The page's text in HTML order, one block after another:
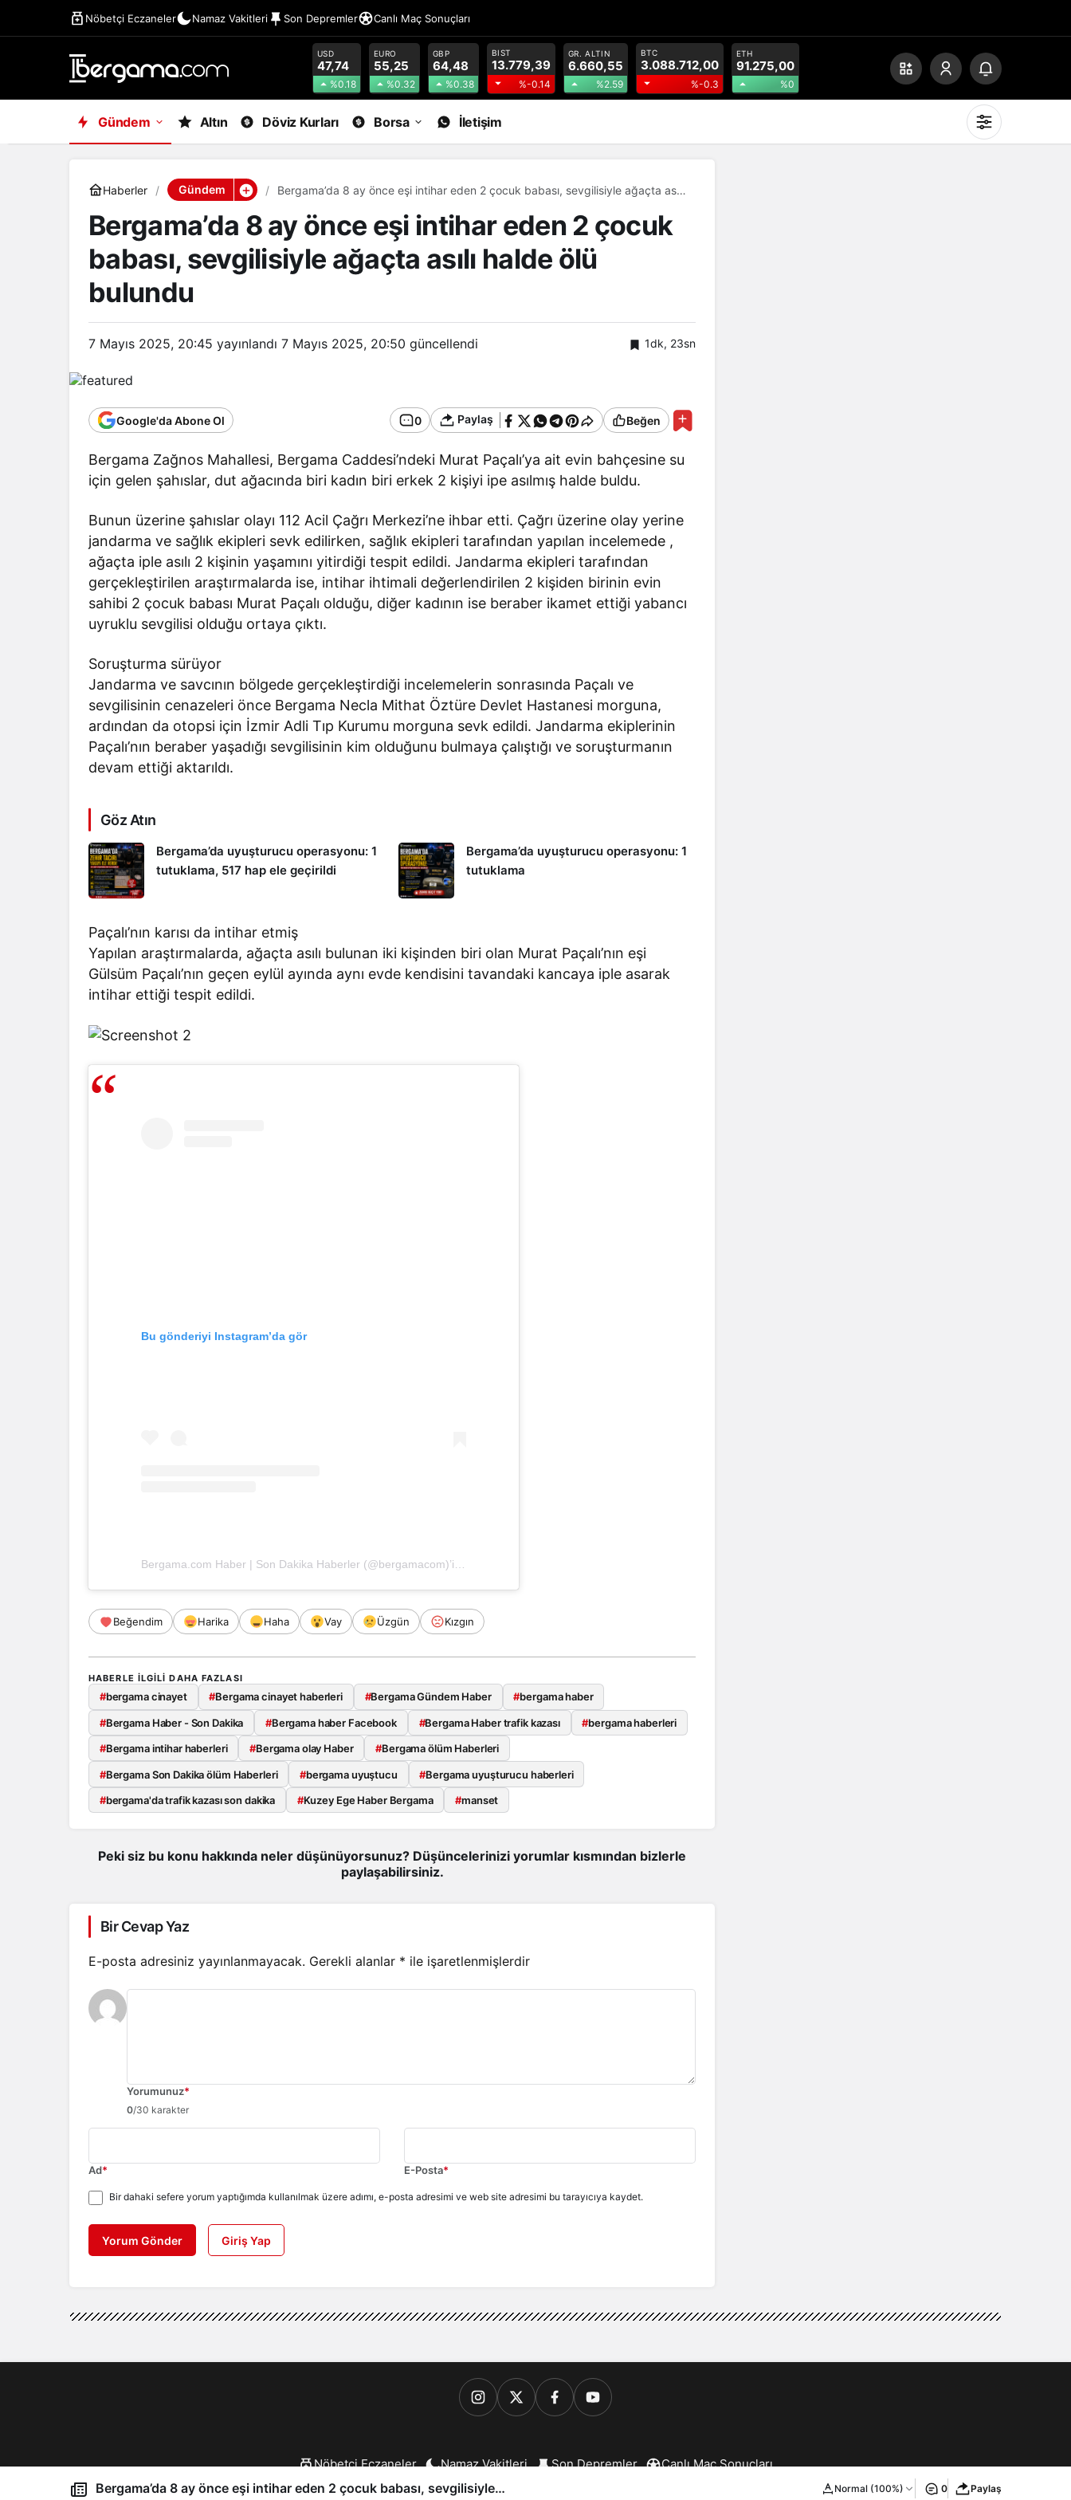
Nöbetçi Eczaneler Namaz Vakitleri Son Depremler Canlı Maç Sonuçları
USD
47,74
%0.18
EURO
55,25
%0.32
GBP
64,48
%0.38
BIST
13.779,39
%-0.14
GR. ALTIN
6.660,55
%2.59
BTC
3.088.712,00
%-0.3
ETH
91.275,00
%0
Gündem Altın Döviz Kurları Borsa İletişim
Mod
değiştir
Haberler Gündem
Bergama’da 8 ay önce eşi intihar eden 2 çocuk babası, sevgilisiyle ağaçta asılı
Bergama’da 8 ay önce eşi intihar eden 2 çocuk
babası, sevgilisiyle ağaçta asılı halde ölü
bulundu
7 Mayıs 2025, 20:45 yayınlandı 7 Mayıs 2025, 20:50 güncellendi 1dk, 23sn
Google'da Abone Ol 0 Paylaş Beğen
Bergama Zağnos Mahallesi, Bergama Caddesi’ndeki Murat Paçalı’ya ait evin bahçesine su
için gelen şahıslar, dut ağacında biri kadın biri erkek 2 kişiyi ipe asılmış halde buldu.
Bunun üzerine şahıslar olayı 112 Acil Çağrı Merkezi’ne ihbar etti. Çağrı üzerine olay yerine
jandarma ve sağlık ekipleri sevk edilirken, sağlık ekipleri tarafından yapılan incelemede ,
ağaçta iple asılı 2 kişinin yaşamını yitirdiği tespit edildi. Jandarma ekipleri tarafından
gerçekleştirilen araştırmalarda ise, intihar ihtimali değerlendirilen 2 kişiden birinin evin
sahibi 2 çocuk babası Murat Paçalı olduğu, diğer kadının ise beraber ikamet ettiği yabancı
uyruklu sevgilisi olduğu ortaya çıktı.
Soruşturma sürüyor
Jandarma ve savcının bölgede gerçekleştirdiği incelemelerin sonrasında Paçalı ve
sevgilisinin cenazeleri önce Bergama Necla Mithat Öztüre Devlet Hastanesi morguna,
ardından da otopsi için İzmir Adli Tıp Kurumu morguna sevk edildi. Jandarma ekiplerinin
Paçalı’nın beraber yaşadığı sevgilisinin kim olduğunu bulmaya çalıştığı ve soruşturmanın
devam ettiği aktarıldı.
Göz Atın
Bergama’da uyuşturucu operasyonu: 1
tutuklama, 517 hap ele geçirildi
Bergama’da uyuşturucu operasyonu: 1
tutuklama
Paçalı’nın karısı da intihar etmiş
Yapılan araştırmalarda, ağaçta asılı bulunan iki kişinden biri olan Murat Paçalı’nın eşi
Gülsüm Paçalı’nın geçen eylül ayında aynı evde kendisini tavandaki kancaya iple asarak
intihar ettiği tespit edildi.
Bu gönderiyi Instagram’da gör
Bergama.com Haber | Son Dakika Haberler (@bergamacom)’in paylaştığı bir gönderi
Beğendim Harika Haha Vay Üzgün Kızgın
Bergama’da 8 ay önce eşi intihar eden 2 çocuk babası, sevgilisiyle Normal (100%) 0 Paylaş
HABERLE ILGILI DAHA FAZLASI
#bergama cinayet #Bergama cinayet haberleri #Bergama Gündem Haber #bergama haber
#Bergama Haber - Son Dakika #Bergama haber Facebook #Bergama Haber trafik kazası #bergama haberleri
#Bergama intihar haberleri #Bergama olay Haber #Bergama ölüm Haberleri
#Bergama Son Dakika ölüm Haberleri #bergama uyuştucu #Bergama uyuşturucu haberleri
#bergama'da trafik kazası son dakika #Kuzey Ege Haber Bergama #manset
Peki siz bu konu hakkında neler düşünüyorsunuz? Düşüncelerinizi yorumlar kısmından bizlerle
paylaşabilirsiniz.
Bir Cevap Yaz
E-posta adresiniz yayınlanmayacak. Gerekli alanlar * ile işaretlenmişlerdir
Yorumunuz*
0/30 karakter
Ad* E-Posta*
Bir dahaki sefere yorum yaptığımda kullanılmak üzere adımı, e-posta adresimi ve web site adresimi bu tarayıcıya kaydet.
Yorum Gönder Giriş Yap
Nöbetçi Eczaneler Namaz Vakitleri Son Depremler
Canlı Maç Sonuçları
© 2026 Bergama.com - Tüm Hakları Saklıdır. Web Tasarım: